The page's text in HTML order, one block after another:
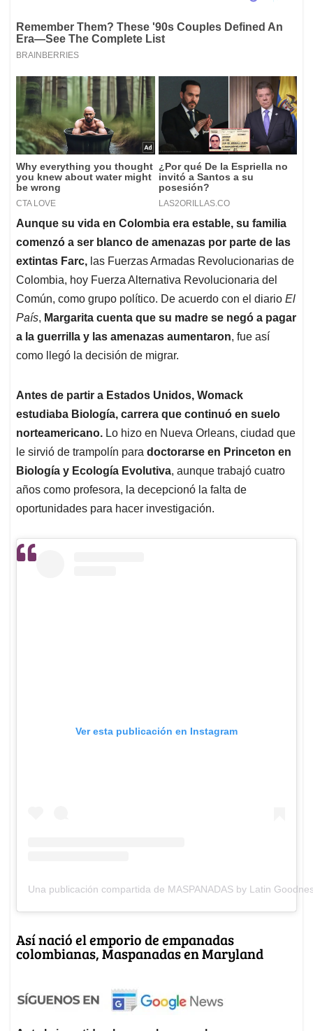
Aunque su vida en Colombia era estable, su familia
comenzó a ser blanco de amenazas por parte de las
extintas Farc, las Fuerzas Armadas Revolucionarias de
Colombia, hoy Fuerza Alternativa Revolucionaria del
Común, como grupo político. De acuerdo con el diario El
País, Margarita cuenta que su madre se negó a pagar
a la guerrilla y las amenazas aumentaron, fue así
como llegó la decisión de migrar.
Antes de partir a Estados Unidos, Womack
estudiaba Biología, carrera que continuó en suelo
norteamericano. Lo hizo en Nueva Orleans, ciudad que
le sirvió de trampolín para doctorarse en Princeton en
Biología y Ecología Evolutiva, aunque trabajó cuatro
años como profesora, la decepcionó la falta de
oportunidades para hacer investigación.
Ver esta publicación en Instagram
Una publicación compartida de MASPANADAS by Latin
Así nació el emporio de empanadas
colombianas, Maspanadas en Maryland